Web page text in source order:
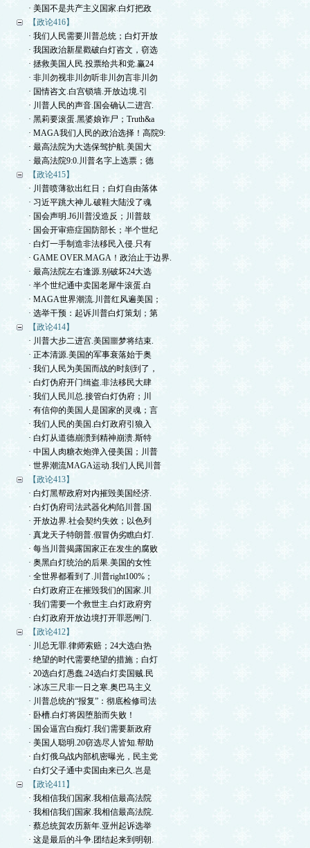
· 美国不是共产主义国家.白灯把政
【政论416】
· 我们人民需要川普总统；白灯开放
· 我国政治新星戳破白灯咨文，窃选
· 拯救美国人民.投票给共和党.赢24
· 非川勿视非川勿听非川勿言非川勿
· 国情咨文.白宫锁墙.开放边境.引
· 川普人民的声音.国会确认二进宫.
· 黑莉要滚蛋.黑婆娘诈尸；Truth&a
· MAGA我们人民的政治选择！高院9:
· 最高法院为大选保驾护航.美国大
· 最高法院9:0.川普名字上选票；德
【政论415】
· 川普喷薄欲出红日；白灯自由落体
· 习近平跳大神儿.破鞋大陆没了魂
· 国会声明.J6川普没造反；川普鼓
· 国会开审癌症国防部长；半个世纪
· 白灯一手制造非法移民入侵.只有
· GAME OVER.MAGA！政治止于边界.
· 最高法院左右逢源.别破坏24大选
· 半个世纪通中卖国老犀牛滚蛋.白
· MAGA世界潮流.川普红风遍美国；
· 选举干预：起诉川普白灯策划；第
【政论414】
· 川普大步二进宫.美国噩梦将结束.
· 正本清源.美国的军事衰落始于奥
· 我们人民为美国而战的时刻到了，
· 白灯伪府开门缉盗.非法移民大肆
· 我们人民川总.接管白灯伪府；川
· 有信仰的美国人是国家的灵魂；言
· 我们人民的美国.白灯政府引狼入
· 白灯从道德崩溃到精神崩溃.斯特
· 中国人肉糖衣炮弹入侵美国；川普
· 世界潮流MAGA运动.我们人民川普
【政论413】
· 白灯黑帮政府对内摧毁美国经济.
· 白灯伪府司法武器化构陷川普.国
· 开放边界.社会契约失效；以色列
· 真龙天子特朗普.假冒伪劣瞧白灯.
· 每当川普揭露国家正在发生的腐败
· 奥黑白灯统治的后果.美国的女性
· 全世界都看到了.川普right100%；
· 白灯政府正在摧毁我们的国家.川
· 我们需要一个救世主.白灯政府穷
· 白灯政府开放边境打开罪恶闸门.
【政论412】
· 川总无罪.律师索赔；24大选白热
· 绝望的时代需要绝望的措施；白灯
· 20选白灯愚蠢.24选白灯卖国贼.民
· 冰冻三尺非一日之寒.奥巴马主义
· 川普总统的“报复”：彻底检修司法
· 卧槽.白灯将因堕胎而失败！
· 国会逼宫白痴灯.我们需要新政府
· 美国人聪明.20窃选尽人皆知.帮助
· 白灯俄乌战内部机密曝光，民主党
· 白灯父子通中卖国由来已久.岂是
【政论411】
· 我相信我们国家.我相信最高法院
· 我相信我们国家.我相信最高法院.
· 蔡总统賀农历新年.亚州起诉选举
· 这是最后的斗争.团结起来到明朝.